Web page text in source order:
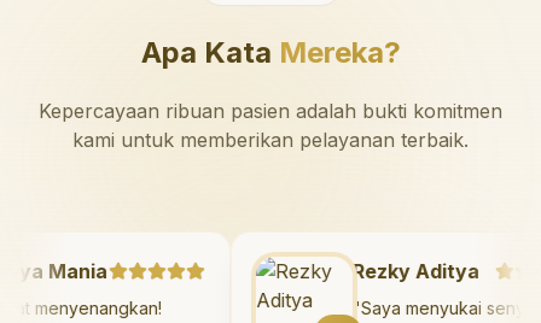
Apa Kata Mereka?
Kepercayaan ribuan pasien adalah bukti komitmen
kami untuk memberikan pelayanan terbaik.
Mania
Sangat menyenangkan!
Rezky Aditya
"Saya menyukai